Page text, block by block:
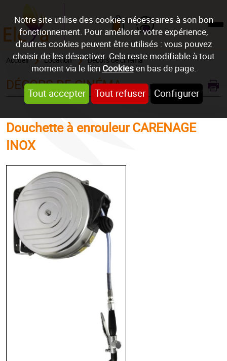
Notre site utilise des cookies nécessaires à son bon
fonctionnement. Pour améliorer votre expérience,
d’autres cookies peuvent être utilisés : vous pouvez
choisir de les désactiver. Cela reste modifiable à tout
moment via le lien Cookiesen bas de page.
Tout accepter Tout refuser Configurer
Mon compte
Accueil Location Décors de cinéma
REF : DOUCHET1
DÉCORS DE CINÉMA
Douchette à enrouleur CARENAGE
INOX